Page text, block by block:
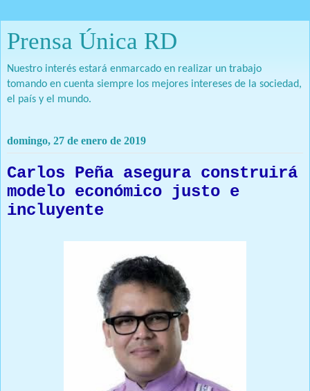
Prensa Única RD
Nuestro interés estará enmarcado en realizar un trabajo
tomando en cuenta siempre los mejores intereses de la sociedad,
el país y el mundo.
domingo, 27 de enero de 2019
Carlos Peña asegura construirá
modelo económico justo e
incluyente